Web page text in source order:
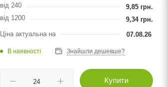
від 240 9,85 грн.
від 1200
9,34грн.
Ціна актуальна на
07.08.26
В наявності Знайшли дешевше?
Купити